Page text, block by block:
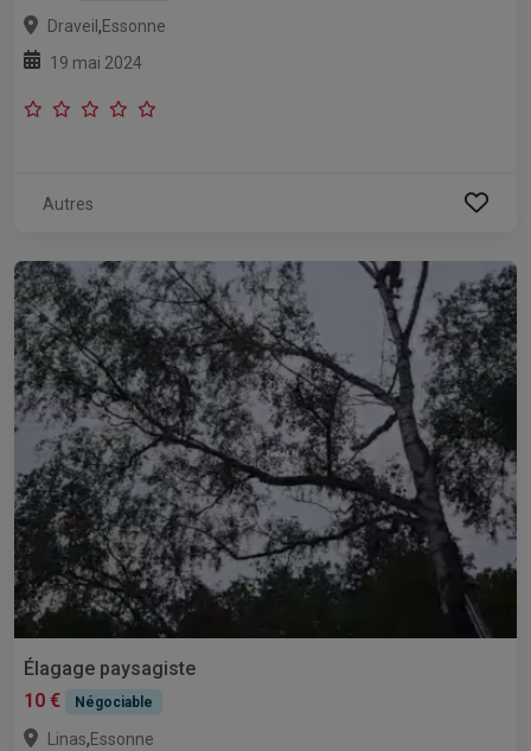
Draveil ,Essonne
19 mai 2024
Autres
Élagage paysagiste
10 €
Négociable
Linas,Essonne